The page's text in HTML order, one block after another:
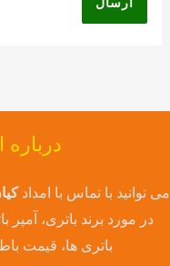
درباره
می توانید با تماس با امداد
در مورد برند باتری، آمپر
باتری ها، قیمت